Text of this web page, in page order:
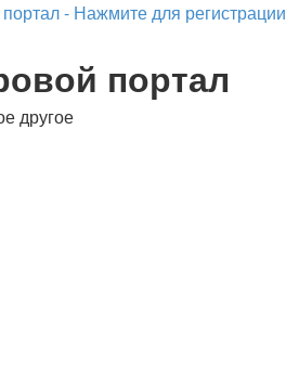
- Нажмите для регистрации
портал
другое